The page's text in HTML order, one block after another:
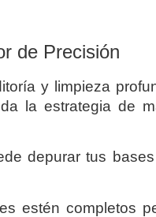
de Precisión
y limpieza
la estrategia de
depurar tus
estén completos